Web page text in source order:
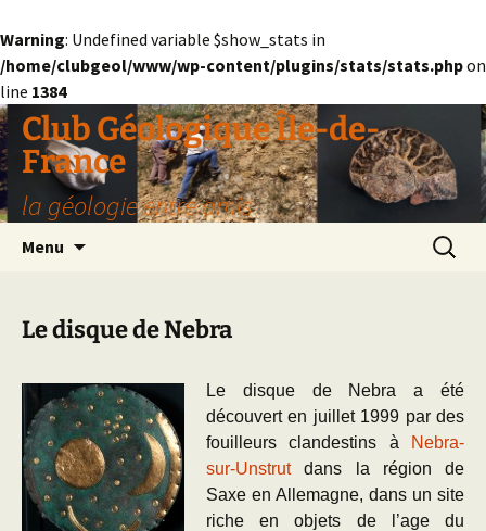
Warning: Undefined variable $show_stats in
/home/clubgeol/www/wp-content/plugins/stats/stats.phpon
line 1384
Aller
au
contenu
Club Géologique Île-de-
France
la géologie entre amis
Menu
Le disque de Nebra
Le disque de Nebra a été
découvert en juillet 1999 par des
fouilleurs clandestins à
Nebra-
sur-Unstrutdans la région de
Saxe en Allemagne, dans un site
riche en objets de l’age du